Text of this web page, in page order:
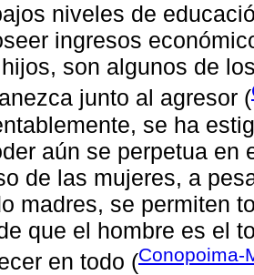
niveles de
ingresos
son algunos de
junto al agresor (
se ha
aún se perpetua en
de las mujeres, a
madres, se permiten
que el hombre es el
en todo (Conopoima-